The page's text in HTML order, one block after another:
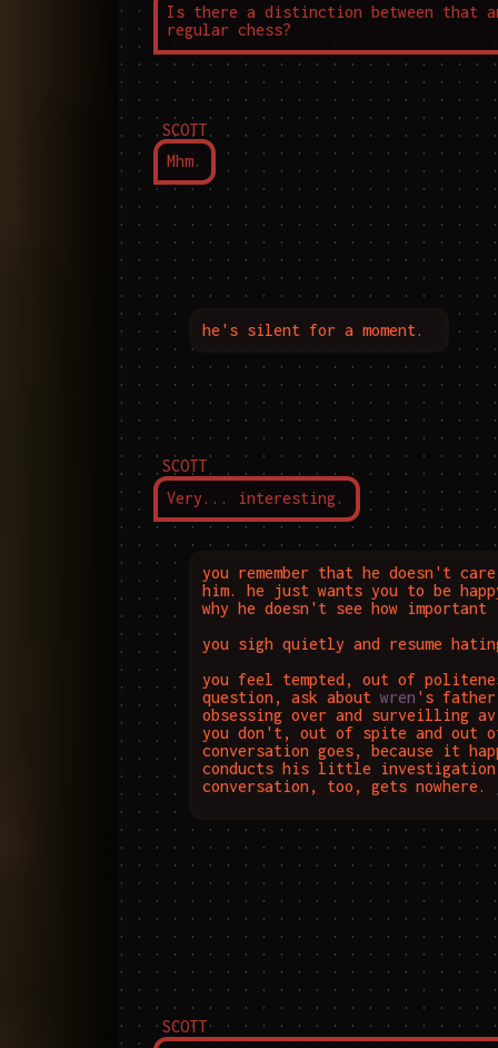
Is there a distinction between that
regular chess?
SCOTT
Mhm.
he's silent for a moment.
SCOTT
Very... interesting.
you remember that he doesn't
him. he just wants you to be
why he doesn't see how
you sigh quietly and resume
you feel tempted, out of
question, ask about wren 's
obsessing over and surveilling
you don't, out of spite and out
conversation goes, because it
conducts his little investigation
conversation, too, gets nowhere.
SCOTT